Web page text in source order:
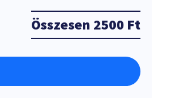
Összesen 2500 Ft